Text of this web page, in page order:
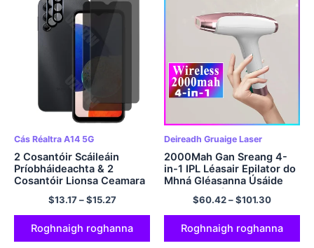
Cás Réaltra A14 5G
2 Cosantóir Scáileáin
Príobháideachta & 2
Cosantóir Lionsa Ceamara
Do Samsung Galaxy A14
5G / 4G Gloine
Chaomhnaithe
Príobháideach Cosanta
Frith-Spy
$13.17–$15.27
Roghnaigh roghanna
Deireadh Gruaige Laser
2000Mah Gan Sreang 4-
in-1 IPL Léasair Epilator do
Mhná Gléasanna Úsáide
Baile Meaisín Leictreach
Baint Gruaige Bikini
Dropshipping
$60.42–$101.30
Roghnaigh roghanna